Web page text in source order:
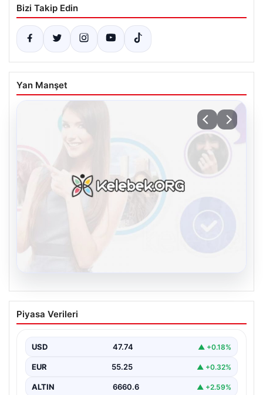
Bizi Takip Edin
Yan Manşet
08.08.2026
Kelebek sohbet platformu İle Çevrim içi
İletişimin Güvenli Adresi Ve Sohbet
Dijital ortamında kullanıcıların güvenli bir şekilde
birçok…
Piyasa Verileri
USD 47.74 ▲ +0.18%
EUR 55.25 ▲ +0.32%
ALTIN 6660.6 ▲ +2.59%